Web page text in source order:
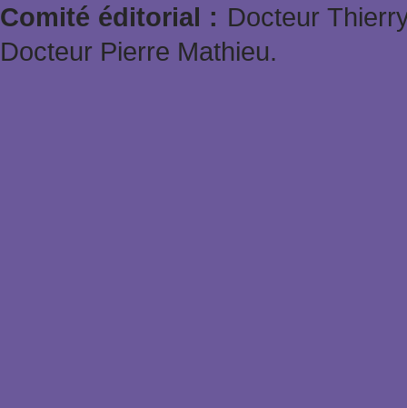
Comité éditorial : Docteur
Docteur Pierre Mathieu.